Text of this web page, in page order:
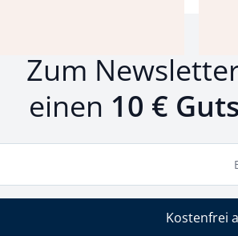
Zum
einen 10 €
Kostenfrei